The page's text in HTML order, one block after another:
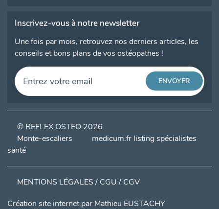
Inscrivez-vous à notre newsletter
Une fois par mois, retrouvez nos derniers articles, les
conseils et bons plans de vos ostéopathes !
© REFLEX OSTEO 2026
Monte-escaliers
medicum.fr listing spécialistes
santé
MENTIONS LÉGALES / CGU / CGV
Création site internet par Mathieu EUSTACHY